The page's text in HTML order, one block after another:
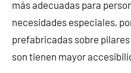
más adecuadas para
necesidades especiales,
prefabricadas sobre
son tienen mayor